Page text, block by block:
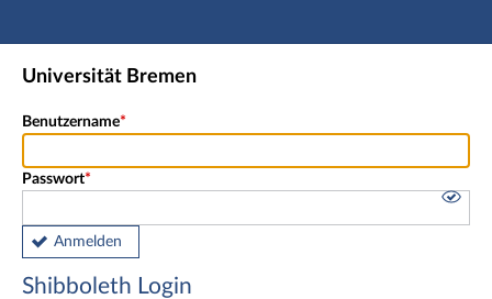
Hauptnavigation
Shibboleth Login
Universität Bremen
Benutzername
Passwort
Anmelden
Shibboleth Login